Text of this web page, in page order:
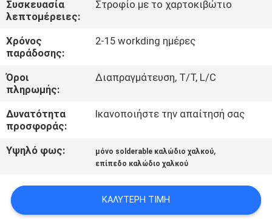
ΜΑΣ
ΕΛΆΤΕ
ΣΕ
ΕΠΑΦΉ
ΜΕ
ΕΙΔΉΣΕΙΣ
ΈΝΑ
ΑΠΌΣΠΑΣΜΑ
Συσκευασία
λεπτομέρειες:
Στροφίο με το χαρτοκιβώτιο
Χρόνος
παράδοσης:
2-15 workding ημέρες
Όροι
πληρωμής:
Διαπραγμάτευση, T/T, L/C
Δυνατότητα
προσφοράς:
Ικανοποιήστε την απαίτησή σας
Υψηλό φως: μόνο solderable καλώδιο χαλκού,
επίπεδο καλώδιο χαλκού
ΚΑΛΎΤΕΡΗ ΤΙΜΉ